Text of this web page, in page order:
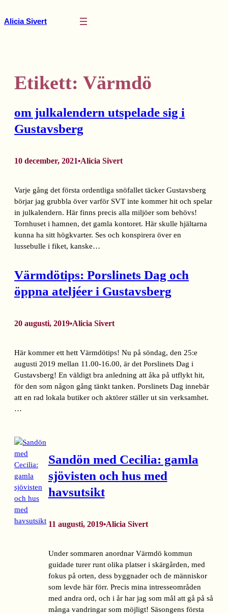
till
Alicia Sivert
Etikett: Värmdö
om julkalendern utspelade sig i
Gustavsberg
10 december, 2021•Alicia Sivert
Varje gång det första ordentliga snöfallet täcker Gustavsberg
börjar jag grubbla över varför SVT inte kommer hit och spelar
in julkalendern. Här finns precis alla miljöer som behövs!
Tornhuset i hamnen, det gamla kontoret. Här skulle hjältarna
kunna ha sitt högkvarter. Ses och konspirera över en
lussebulle i fiket, kanske…
Värmdötips: Porslinets Dag och
öppna ateljéer i Gustavsberg
20 augusti, 2019•Alicia Sivert
Här kommer ett hett Värmdötips! Nu på söndag, den 25:e
augusti 2019 mellan 11.00-16.00, är det Porslinets Dag i
Gustavsberg! En väldigt bra anledning att åka på utflykt hit,
för den som någon gång tänkt tanken. Porslinets Dag innebär
att en rad lokala butiker och aktörer ställer ut sin verksamhet.
…
Sandön med Cecilia: gamla
sjövisten och hus med
havsutsikt
11 augusti, 2019•Alicia Sivert
Under sommaren anordnar Värmdö kommun
guidade turer runt olika platser i skärgården, med
fokus på orten, dess byggnader och de människor
som levde här förr. Precis mina intresseområden
med andra ord, och i år har jag som mål att gå på så
många vandringar som möjligt! Säsongens första